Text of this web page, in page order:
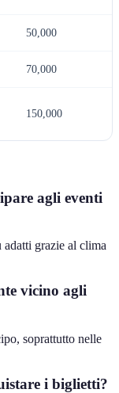
50,000
70,000
150,000
agli eventi
grazie al clima
vicino agli
soprattutto nelle
i biglietti?